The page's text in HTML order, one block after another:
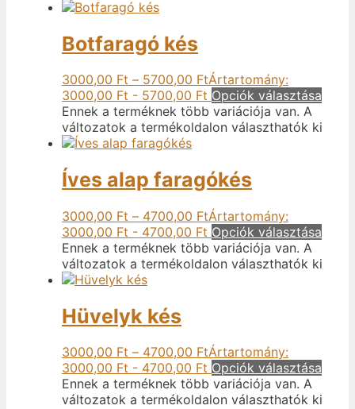
Botfaragó kés
3000,00 Ft – 5700,00 FtÁrtartomány:
3000,00 Ft - 5700,00 Ft Opciók választása
Ennek a terméknek több variációja van. A
változatok a termékoldalon választhatók ki
Íves alap faragókés
3000,00 Ft – 4700,00 FtÁrtartomány:
3000,00 Ft - 4700,00 Ft Opciók választása
Ennek a terméknek több variációja van. A
változatok a termékoldalon választhatók ki
Hüvelyk kés
3000,00 Ft – 4700,00 FtÁrtartomány:
3000,00 Ft - 4700,00 Ft Opciók választása
Ennek a terméknek több variációja van. A
változatok a termékoldalon választhatók ki